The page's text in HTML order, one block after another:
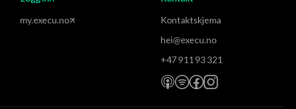
my.execu.no
Kontaktskjema
hei@execu.no
+47 911 93 321